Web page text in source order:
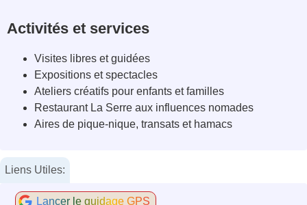
Activités et services
Visites libres et guidées
Expositions et spectacles
Ateliers créatifs pour enfants et familles
Restaurant La Serre aux influences nomades
Aires de pique-nique, transats et hamacs
Liens Utiles:
Lancer le guidage GPS